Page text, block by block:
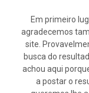
Em primeiro
agradecemos
site.
busca do
achou aqui
a postar o